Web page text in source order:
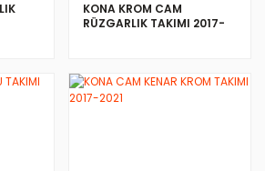
KONA KROM CAM
RÜZGARLIK TAKIMI 2017-